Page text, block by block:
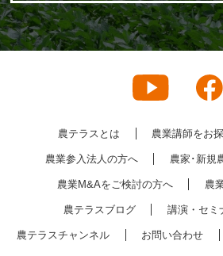
農テラスとは 農業講師をお
農業参入法人の方へ 農家･新規
農業M&Aをご検討の方へ 農
農テラスブログ 講演・セミ
農テラスチャンネル お問い合わせ